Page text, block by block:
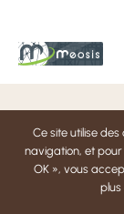
Ce site utilise
navigation, et pour
OK », vous